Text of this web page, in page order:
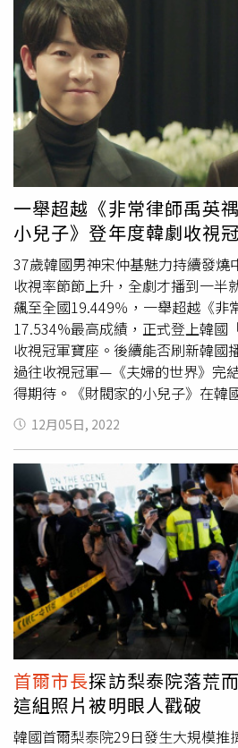
赦，追隨前總統朴瑾惠腳步，但最
府敲定特赦名單出現李明博，可
民權，甚至尚未繳交的82億元（
不用繳納。李明博如今因健康問題
中，特赦後他的前總統退休待遇也
退休金、交通、通訊、醫療和辦公
社》報導，李明博將視身體恢復狀
可能回到江南區的自宅繼續治療，
表公開談話，也受到朝野關注。因
年底獲特赦時，曾在出院時向現場
回到大邱自宅發表國民談話。前總
讓未來選情出現變化。韓前總統朴
年她的秘書與許多關係要角也被釋
社）這次除了李明博外，也有前議
長官全炳憲、前民主黨議員申桂蓮
物。前副總理崔京煥、前青瓦台企
部長官李彩弼等66名主要公職人員
和前國家情報院院長元世勳，則是
再復職。令人關注的還有前總統朴
奉根、鄭浩成、李在萬，原來的濫
以復職。韓最大在野黨共同民主黨
尹錫悅政府是故意大舉釋放，李明
力，相關官員則堅稱名單是根據
與尹錫悅本人是否曾主導沒有關係
崔順實則在26日晚間因健康問題
「長期服刑導致脊椎病情惡化，
往了一家首爾醫院接受治療。
一舉超越《非常律師禹英
小兒子》登年度韓劇收視
37歲韓國男神宋仲基魅力持續發燒
收視率節節上升，全劇才播到一半
飆至全國19.449％，一舉超越《非
17.534%最高成績，正式登上韓國
收視冠軍寶座。後續能否刷新韓國
過往收視冠軍—《夫婦的世界》完
得期待。《財閥家的小兒子》在韓
目光，收視率遠超同時段他台節目
宋仲基、李星民等演員的精湛演技
人物都可在現實世界中找到原型，
也都會和韓國近代史上的大事件
和推理慾。宋仲基魅力持續發燒，
集收視狂飆至全國19.449％，正式
劇排行」收視冠軍寶座。（圖／
出的第七、八集為例，網友推敲出
數位媒體城開發計畫的宋仲基姑
中兩位市長高建、李明博的事蹟為
欲借娘家報社資源成立的數位頻道
JTBC為原型，而宋仲基重生後的
為基礎成立電視頻道，其原型則是
進展方面，李星民用計逼出「奇蹟
力阻宋仲基借數位媒體城開發計畫
男、長孫始終不可靠連連出紕漏，
12月05日, 2022
首爾市長探訪梨泰院落荒
這組照片被明眼人戳破
韓國首爾梨泰院29日發生大規模推